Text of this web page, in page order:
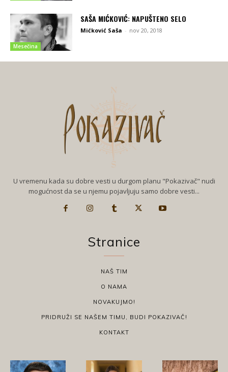
Mesečina
SAŠA MIĆKOVIĆ: NAPUŠTENO SELO
Mićković Saša - nov 20, 2018
U vremenu kada su dobre vesti u durgom planu "Pokazivač" nudi
mogućnost da se u njemu pojavljuju samo dobre vesti...
Stranice
NAŠ TIM
O NAMA
NOVAKUJMO!
PRIDRUŽI SE NAŠEM TIMU, BUDI POKAZIVAČ!
KONTAKT